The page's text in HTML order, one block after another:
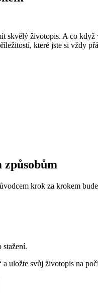
životopis. A co
které jste si vždy
krok za krokem
stažení.
a uložte svůj životopis na